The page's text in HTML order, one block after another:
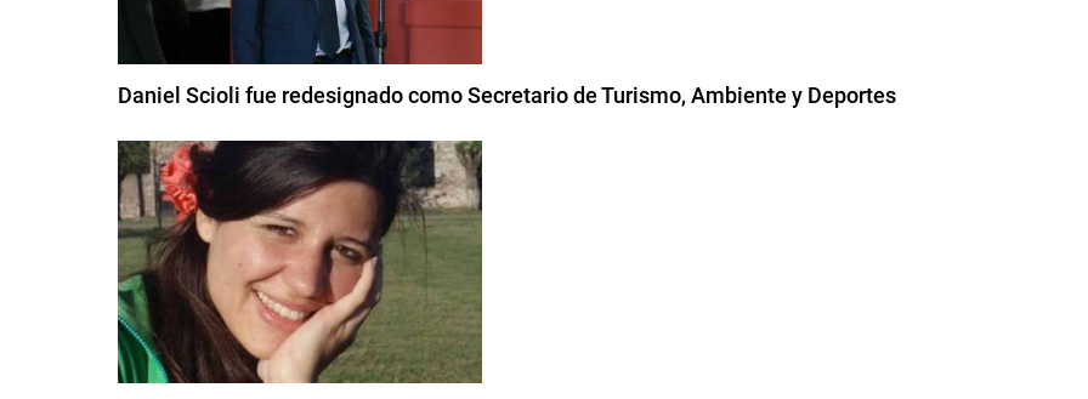
Daniel Scioli fue redesignado como Secretario de Turismo, Ambiente y Deportes